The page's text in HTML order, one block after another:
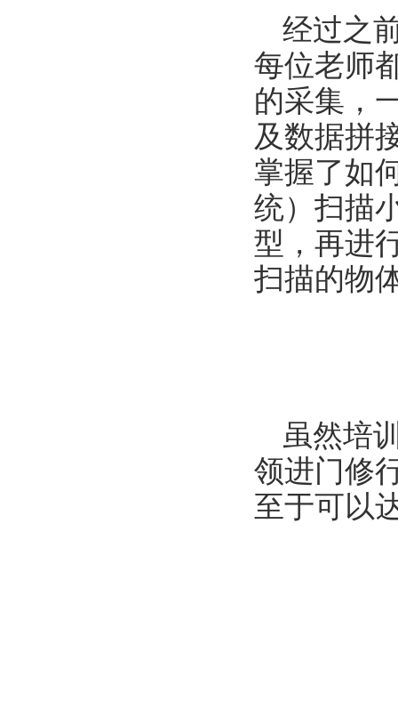
经过之
每位老师
的采集，
及数据拼
掌握了如
统）扫描
型，再进
扫描的物
虽然培
领进门修
至于可以